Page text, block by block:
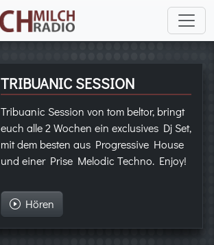
TRIBUANIC SESSION
Tribuanic Session von tom beltor, bringt
euch alle 2 Wochen ein exclusives Dj Set,
mit dem besten aus Progressive House
und einer Prise Melodic Techno. Enjoy!
Hören